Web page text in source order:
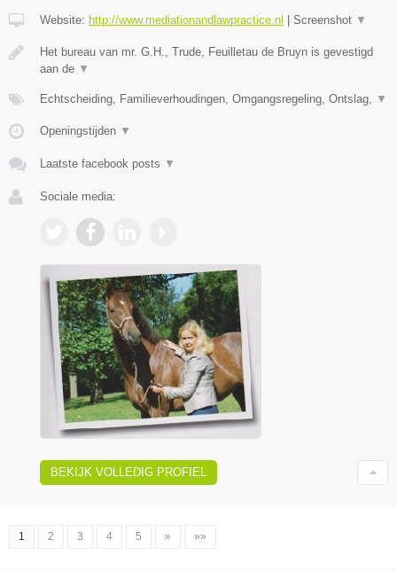
Website: http://www.mediationandlawpractice.nl Screenshot ▼
Het bureau van mr. G.H., Trude, Feuilletau de Bruyn is gevestigd
aan de ▼
Echtscheiding, Familieverhoudingen, Omgangsregeling, Ontslag, ▼
Openingstijden ▼
Laatste facebook posts ▼
Sociale media:
BEKIJK VOLLEDIG PROFIEL
1 2 3 4 5 » »»